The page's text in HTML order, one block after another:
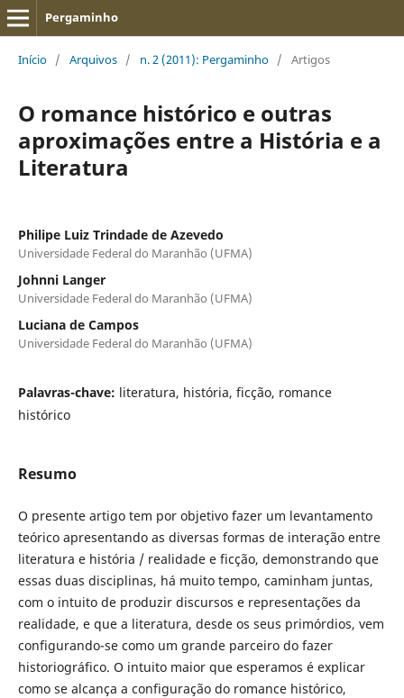
Pergaminho
Início / Arquivos / n. 2 (2011): Pergaminho / Artigos
O romance histórico e outras
aproximações entre a História e a
Literatura
Philipe Luiz Trindade de Azevedo
Universidade Federal do Maranhão (UFMA)
Johnni Langer
Universidade Federal do Maranhão (UFMA)
Luciana de Campos
Universidade Federal do Maranhão (UFMA)
Palavras-chave: literatura, história, ficção, romance
histórico
Resumo
O presente artigo tem por objetivo fazer um levantamento
teórico apresentando as diversas formas de interação entre
literatura e história / realidade e ficção, demonstrando que
essas duas disciplinas, há muito tempo, caminham juntas,
com o intuito de produzir discursos e representações da
realidade, e que a literatura, desde os seus primórdios, vem
configurando-se como um grande parceiro do fazer
historiográfico. O intuito maior que esperamos é explicar
como se alcança a configuração do romance histórico,